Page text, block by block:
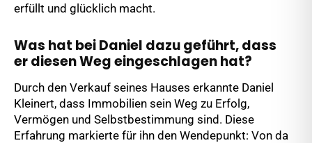
erfüllt und glücklich macht.
Was hat bei Daniel dazu geführt, dass
er diesen Weg eingeschlagen hat?
Durch den Verkauf seines Hauses erkannte Daniel
Kleinert, dass Immobilien sein Weg zu Erfolg,
Vermögen und Selbstbestimmung sind. Diese
Erfahrung markierte für ihn den Wendepunkt: Von da